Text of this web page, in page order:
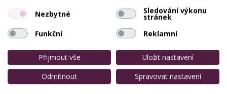
Nezbytné Sledování výkonu
stránek
Funkční
Reklamní
Přijmout vše
Uložit nastavení
Odmítnout
Spravovat nastavení